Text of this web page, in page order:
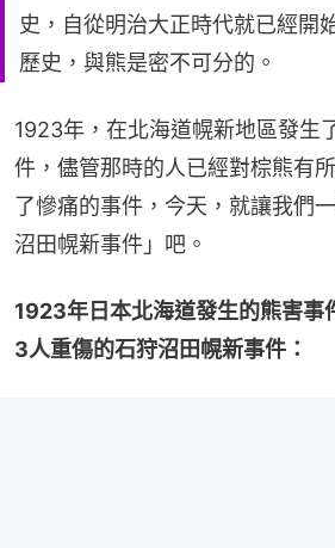
史，自從明治大正時代就已經開
歷史，與熊是密不可分的。
1923年，在北海道幌新地區發生
件，儘管那時的人已經對棕熊有
了慘痛的事件，今天，就讓我們
沼田幌新事件」吧。
1923年日本北海道發生的熊害事
3人重傷的石狩沼田幌新事件：